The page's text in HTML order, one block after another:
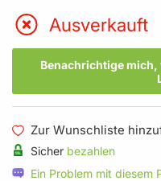
Ausverkauft
Benachrichtige
Zur Wunschliste
Sicher bezahlen
Ein Problem mit diesem